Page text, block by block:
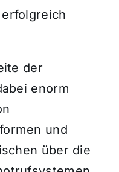
der
enorm
und
über die